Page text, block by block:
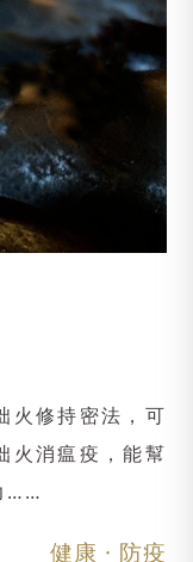
火修持密法，可
火消瘟疫，能幫
……
健康 · 防疫